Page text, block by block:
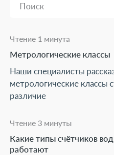
Линейки приборов
Отраслевые
Дилерам
Специалистам
Программное
Линейки приборов
Отраслевые решения
Технологии передачи
Дилерам
Специалистам
Программное
NB-IoT
Поиск
Чтение 1 минута
Метрологические классы
Наши специалисты
метрологические классы
различие
Чтение 3 минуты
Какие типы счётчиков
работают